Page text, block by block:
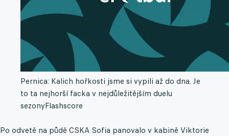
Pernica: Kalich hořkosti jsme si vypili až do dna. Je
to ta nejhorší facka v nejdůležitějším duelu
sezonyFlashscore
Po odvetě na půdě CSKA Sofia panovalo v kabině Viktorie